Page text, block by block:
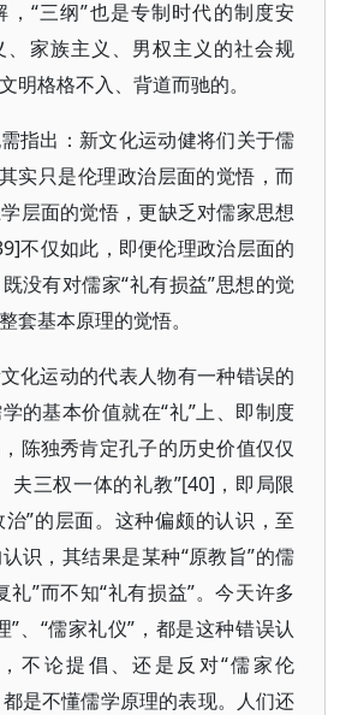
，“三纲”也是专制时代的制度安
、家族主义、男权主义的社会规
明格格不入、背道而驰的。
指出：新文化运动健将们关于儒
实只是伦理政治层面的觉悟，而
层面的觉悟，更缺乏对儒家思想
不仅如此，即便伦理政治层面的
没有对儒家“礼有损益”思想的觉
套基本原理的觉悟。
化运动的代表人物有一种错误的
的基本价值就在“礼”上、即制度
陈独秀肯定孔子的历史价值仅仅
夫三权一体的礼教”[40]，即局限
”的层面。这种偏颇的认识，至
识，其结果是某种“原教旨”的儒
礼”而不知“礼有损益”。今天许多
”、“儒家礼仪”，都是这种错误认
不论提倡、还是反对“儒家伦
都是不懂儒学原理的表现。人们还